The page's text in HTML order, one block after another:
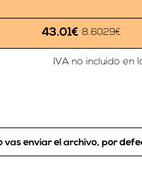
43.01€ 8.6029€
IVA no incluido en
vas enviar el archivo, por